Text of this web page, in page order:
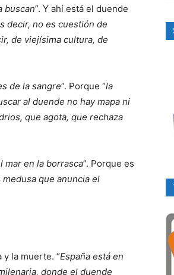
buscan”. Y ahí está el duende
decir, no es cuestión de
de viejísima cultura, de
de la sangre”. Porque “la
al duende no hay mapa ni
que agota, que rechaza
mar en la borrasca”. Porque es
que anuncia el
y la muerte. “España está en
donde el duende